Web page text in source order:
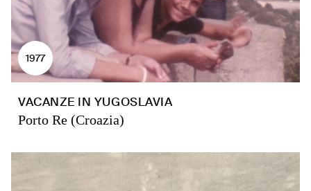
1977
VACANZE IN YUGOSLAVIA
Porto Re (Croazia)